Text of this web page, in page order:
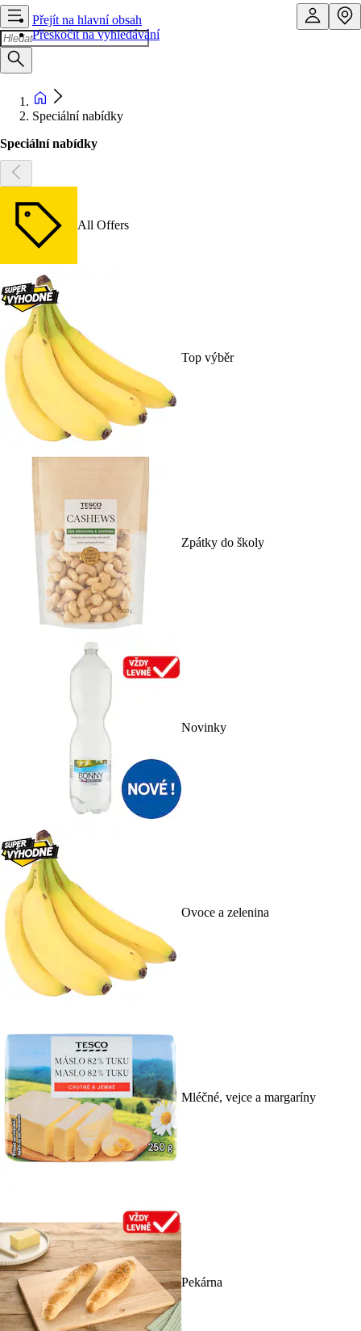
Přejít na hlavní obsah
Přeskočit na vyhledávání
Speciální nabídky
Speciální nabídky
All Offers
Top výběr
Zpátky do školy
Novinky
Ovoce a zelenina
Mléčné, vejce a margaríny
Pekárna